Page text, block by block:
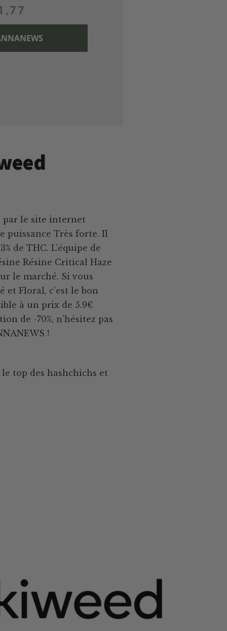
par le site internet
puissance Très forte. Il
de THC. L’équipe de
Résine Critical Haze
le marché. Si vous
et Floral, c’est le bon
à un prix de 5.9€
de -70%, n’hésitez pas
!
top des hashchichs et